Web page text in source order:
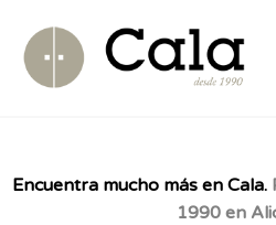
Encuentra mucho más en Cala.
1990 en